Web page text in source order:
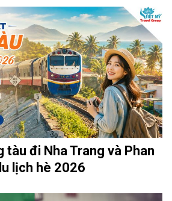
đi Nha Trang và Phan
lịch hè 2026